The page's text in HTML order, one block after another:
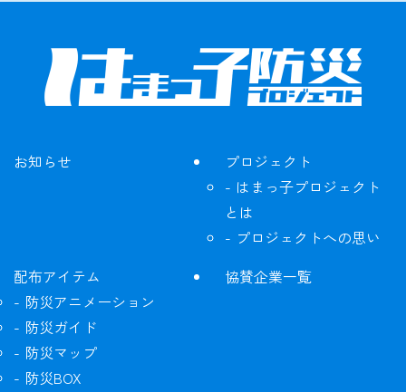
お知らせ
プロジェクト
はまっ子プロジェクト
とは
プロジェクトへの思い
配布アイテム
防災アニメーション
防災ガイド
防災マップ
防災BOX
協賛企業一覧